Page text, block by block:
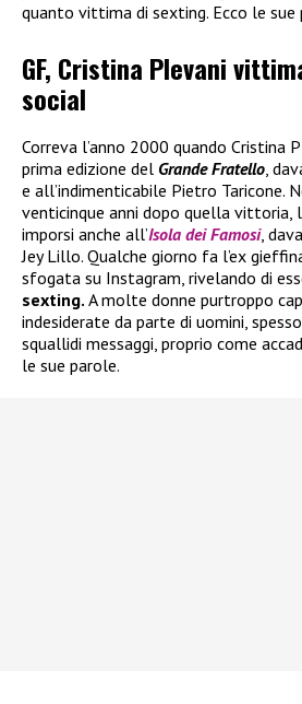
quanto vittima di sexting. Ecco le sue
GF, Cristina Plevani
social
Correva l’anno 2000 quando Cristina
prima edizione del Grande Fratello ,
e all’indimenticabile Pietro Taricone.
venticinque anni dopo quella vittoria,
imporsi anche all’Isola dei Famosi,
Jey Lillo. Qualche giorno fa l’ex
sfogata su Instagram, rivelando di
sexting. A molte donne purtroppo
indesiderate da parte di uomini,
squallidi messaggi, proprio come
le sue parole.